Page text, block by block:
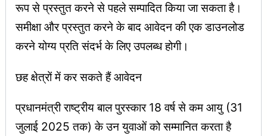
रूप से प्रस्तुत करने से पहले सम्पादित किया जा सकता है।
समीक्षा और प्रस्तुत करने के बाद आवेदन की एक डाउनलोड
करने योग्य प्रति संदर्भ के लिए उपलब्ध होगी।
छह क्षेत्रों में कर सकते हैं आवेदन
प्रधानमंत्री राष्ट्रीय बाल पुरस्कार 18 वर्ष से कम आयु (31
जुलाई 2025 तक) के उन युवाओं को सम्मानित करता है